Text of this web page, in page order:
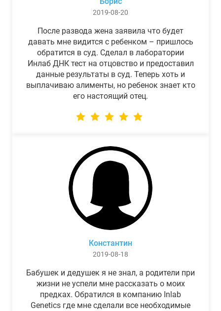
2019-08-20
После развода жена заявила что будет
давать мне видится с ребенком – пришлось
обратится в суд. Сделал в лаборатории
Инлаб ДНК тест на отцовство и предоставил
данные результаты в суд. Теперь хоть и
выплачиваю алименты, но ребенок знает кто
его настоящий отец.
Константин
2019-08-18
Бабушек и дедушек я не знал, а родители при
жизни не успели мне рассказать о моих
предках. Обратился в компанию Inlab
Genetics где мне сделали все необходимые